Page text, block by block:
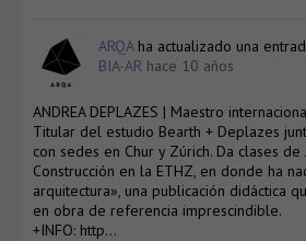
ARQAha actualizado una
BIA-AR hace 10 años
ANDREA DEPLAZES | Maestro
Titular del estudio Bearth + Deplazes
con sedes en Chur y Zúrich. Da clases
Construcción en la ETHZ, en donde ha
arquitectura», una publicación didáctica
en obra de referencia imprescindible.
+INFO: http…